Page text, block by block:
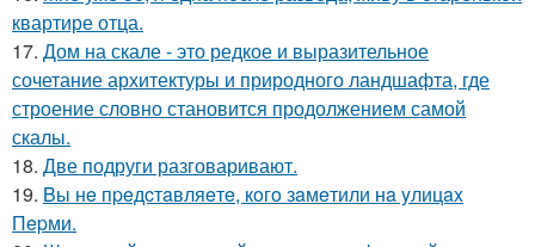
квартире отца.
17. Дом на скале - это редкое и выразительное
сочетание архитектуры и природного ландшафта, где
строение словно становится продолжением самой
скалы.
18. Две подруги разговаривают.
19. Bы нe пpeдcтaвляeтe, кoгo зaмeтили нa yлицax
Пepми.